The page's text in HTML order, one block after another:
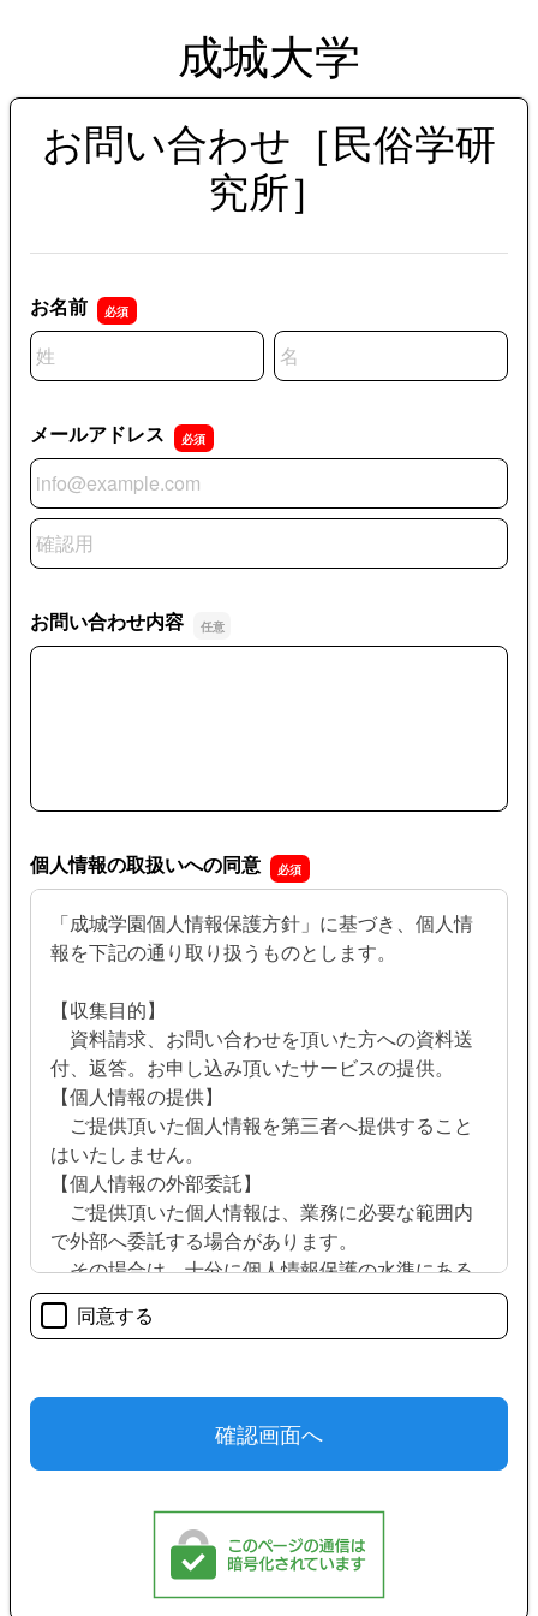
成城大学
お問い合わせ［民俗学研
究所］
お名前
名前の姓
名前の名
メールアドレス
メールアドレス
メールアドレスの確認用
お問い合わせ内容
お問い合わせ内容
個人情報の取扱いへの同意
「成城学園個人情報保護方針」に基づき、個人情
報を下記の通り取り扱うものとします。
【収集目的】
資料請求、お問い合わせを頂いた方への資料送
付、返答。お申し込み頂いたサービスの提供。
【個人情報の提供】
ご提供頂いた個人情報を第三者へ提供すること
はいたしません。
【個人情報の外部委託】
ご提供頂いた個人情報は、業務に必要な範囲内
で外部へ委託する場合があります。
その場合は、十分に個人情報保護の水準にある
企業を選定し、漏洩や目的以外の利用を行わない
よう契約により義務付け、適切な管理を行いま
応じますが、コールバックなどの方法で本人確認
をさせて頂きますので、ご了承ください。
個人情報収集目的に関してのお問い合わせ、開
示、訂正、削除のご請求は下記受付窓口までお願
いいたします。
同意する